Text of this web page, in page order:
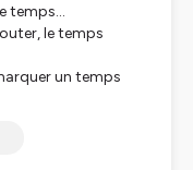
temps...
le temps
un temps
sportifs ou